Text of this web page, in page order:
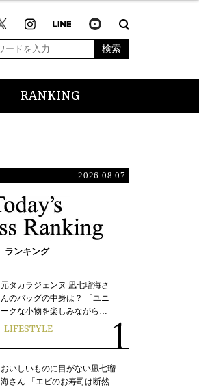
検索
RANKING
2026.08.07
ランキング
元タカラジェンヌ 凪七瑠海さ
んのバッグの中身は？ 「ユニ
ークな小物を楽しみながら…
LIFESTYLE
おいしいものに目がない凪七瑠
海さん 「エビのお寿司は断然